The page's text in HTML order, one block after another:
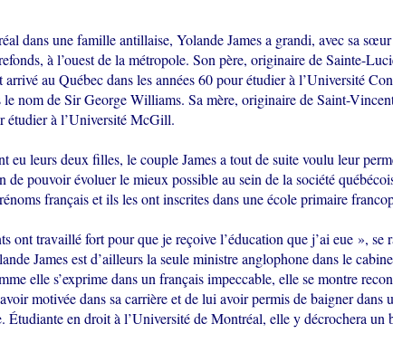
dans une famille antillaise, Yolande James a grandi, avec sa
à l’ouest de la métropole. Son père, originaire de Sainte-
arrivé au Québec dans les années 60 pour étudier à l’Université
le nom de Sir George Williams. Sa mère, originaire de Saint-
étudier à l’Université McGill.
eu leurs deux filles, le couple James a tout de suite voulu leur
de pouvoir évoluer le mieux possible au sein de la société
français et ils les ont inscrites dans une école primaire
ont travaillé fort pour que je reçoive l’éducation que j’ai eue », se
James est d’ailleurs la seule ministre anglophone dans le
elle s’exprime dans un français impeccable, elle se montre
motivée dans sa carrière et de lui avoir permis de baigner dans
Étudiante en droit à l’Université de Montréal, elle y décrochera un